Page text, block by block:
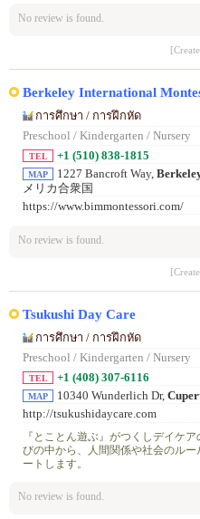
No review is found.
Berkeley International
การศึกษา / การฝึกหัด
Preschool / Kindergarten / Nursery
TEL +1 (510) 838-1815
MAP 1227 Bancroft Way,
メリカ合衆国
https://www.bimmontessori.com/
No review is found.
Tsukushi Day Care
การศึกษา / การฝึกหัด
Preschool / Kindergarten / Nursery
TEL +1 (408) 307-6116
MAP 10340 Wunderlich Dr,
http://tsukushidaycare.com
『とことん遊ぶ』がつくしデイケ
びの中から、人間関係や社会のル
ートします。
No review is found.